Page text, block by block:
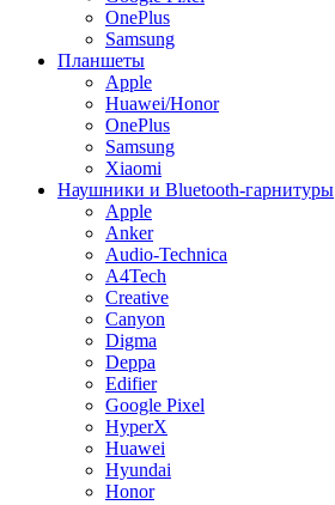
OnePlus
Samsung
Планшеты
Apple
Huawei/Honor
OnePlus
Samsung
Xiaomi
Наушники и Bluetooth-гарнитуры
Apple
Anker
Audio-Technica
A4Tech
Creative
Canyon
Digma
Deppa
Edifier
Google Pixel
HyperX
Huawei
Hyundai
Honor